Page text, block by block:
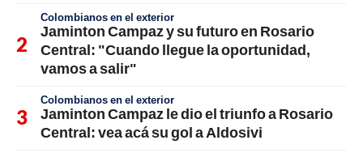
Colombianos en el exterior
Jaminton Campaz y su futuro en Rosario
Central: "Cuando llegue la oportunidad,
vamos a salir"
Colombianos en el exterior
Jaminton Campaz le dio el triunfo a Rosario
Central: vea acá su gol a Aldosivi